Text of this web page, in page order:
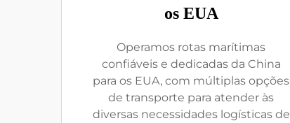
os EUA
Operamos rotas marítimas
confiáveis e dedicadas da China
para os EUA, com múltiplas opções
de transporte para atender às
diversas necessidades logísticas de